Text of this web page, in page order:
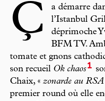
Ç
a démarre
l’Istanbul
déprimoche
BFM TV.
tomate et gnons
son recueil Ok chaos1
Chaix, « zonarde au RSA
premier round où elle